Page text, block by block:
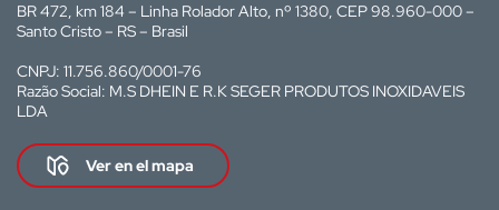
BR 472, km 184 – Linha Rolador Alto, nº 1380, CEP 98.960-000 –
Santo Cristo – RS – Brasil
CNPJ: 11.756.860/0001-76
Razão Social: M.S DHEIN E R.K SEGER PRODUTOS INOXIDAVEIS
LDA
Ver en el mapa